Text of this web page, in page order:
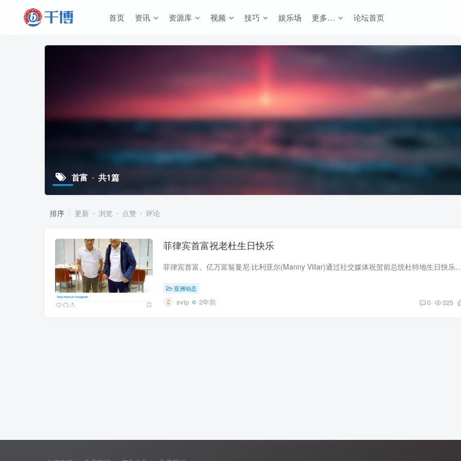
首页 资讯 资源库 视频 技巧 娱乐场 更多… 论坛首页
首富 共1篇
排序 更新 浏览 点赞 评论
菲律宾首富祝老杜生日快乐
菲律宾首富、亿万富翁曼尼·比利亚尔(Manny Villar)通过社交媒体祝贺前总统杜特地生日快乐。 比利亚尔表示，前
亚洲动态
svip 2年前 0 325